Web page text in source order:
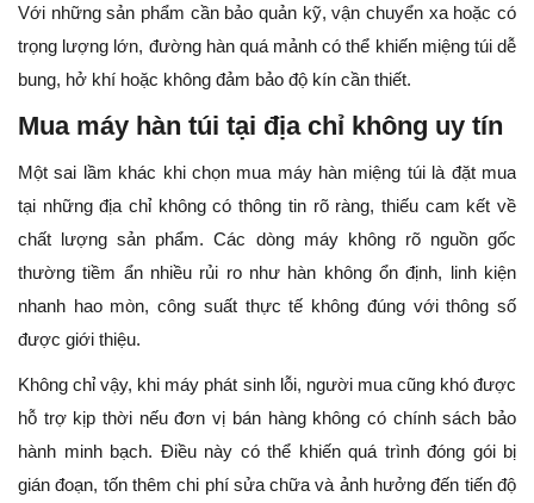
Với những sản phẩm cần bảo quản kỹ, vận chuyển xa hoặc có
trọng lượng lớn, đường hàn quá mảnh có thể khiến miệng túi dễ
bung, hở khí hoặc không đảm bảo độ kín cần thiết.
Mua máy hàn túi tại địa chỉ không uy tín
Một sai lầm khác khi chọn mua máy hàn miệng túi là đặt mua
tại những địa chỉ không có thông tin rõ ràng, thiếu cam kết về
chất lượng sản phẩm. Các dòng máy không rõ nguồn gốc
thường tiềm ẩn nhiều rủi ro như hàn không ổn định, linh kiện
nhanh hao mòn, công suất thực tế không đúng với thông số
được giới thiệu.
Không chỉ vậy, khi máy phát sinh lỗi, người mua cũng khó được
hỗ trợ kịp thời nếu đơn vị bán hàng không có chính sách bảo
hành minh bạch. Điều này có thể khiến quá trình đóng gói bị
gián đoạn, tốn thêm chi phí sửa chữa và ảnh hưởng đến tiến độ